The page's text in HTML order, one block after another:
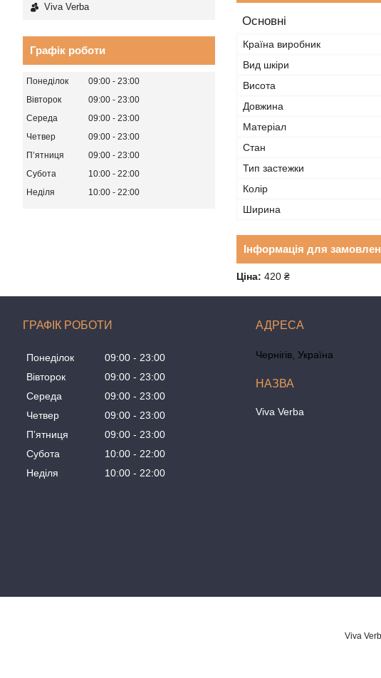
Основні
Країна виробник
Вид шкіри
Висота
Довжина
Матеріал
Стан
Тип застежки
Колір
Ширина
Інформація для
Ціна: 420 ₴
Viva Verba
Графік роботи
Понеділок 09:00
23:00
Вівторок
09:00
23:00
Середа
09:00
23:00
Четвер
09:00
23:00
Пʼятниця
09:00
23:00
Субота
10:00
22:00
Неділя
10:00 22:00
ГРАФІК РОБОТИ
Понеділок 09:00
23:00
Вівторок
09:00
23:00
Середа
09:00
23:00
Четвер
09:00
23:00
Пʼятниця
09:00
23:00
Субота
10:00
22:00
Неділя
10:00 22:00
Чернігів, Україна
Viva Verba